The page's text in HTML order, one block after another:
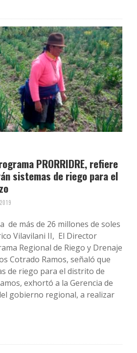
PRORRIDRE, refiere
sistemas de riego para el
de más de 26 millones de soles
Vilavilani II, El Director
Regional de Riego y Drenaje
Cotrado Ramos, señaló que
de riego para el distrito de
exhortó a la Gerencia de
gobierno regional, a realizar